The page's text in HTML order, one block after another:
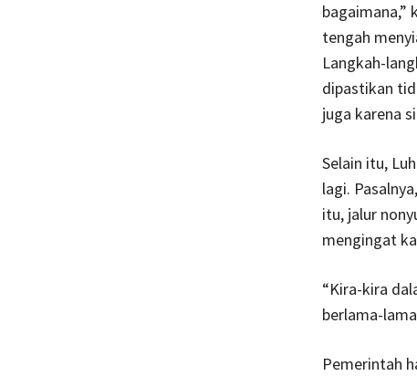
bagaimana,”
tengah
Langkah-
dipastikan
juga karena
Selain itu,
lagi.
itu, jalur
mengingat
“Kira-kira
berlama-
Pemerintah